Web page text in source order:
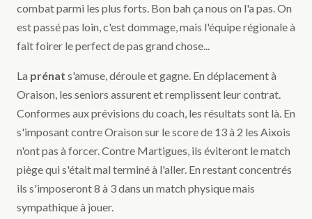
combat parmi les plus forts. Bon bah ça nous on l'a pas. On
est passé pas loin, c'est dommage, mais l'équipe régionale à
fait foirer le perfect de pas grand chose...
La prénat s'amuse, déroule et gagne. En déplacement à
Oraison, les seniors assurent et remplissent leur contrat.
Conformes aux prévisions du coach, les résultats sont là. En
s'imposant contre Oraison sur le score de 13 à 2 les Aixois
n'ont pas à forcer. Contre Martigues, ils éviteront le match
piège qui s'était mal terminé à l'aller. En restant concentrés
ils s'imposeront 8 à 3 dans un match physique mais
sympathique à jouer.